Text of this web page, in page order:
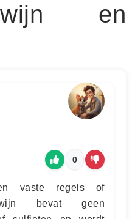
en
0
vaste regels of
bevat geen